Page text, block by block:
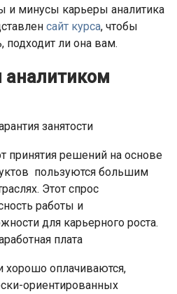
и минусы карьеры аналитика
сайт курса, чтобы
подходит ли она вам.
занятости
принятия решений на основе
пользуются большим
Этот спрос
работы и
для карьерного роста.
плата
хорошо оплачиваются,
ориентированных